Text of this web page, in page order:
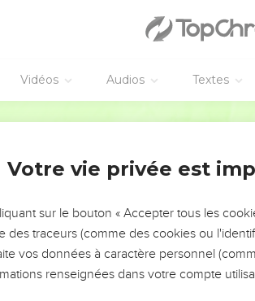
Vidéos Audios Textes
DE L’ANNÉE !
VOUS ÉVITER LES VOTRES ?
réussites, leur impact, leur foi ou leur vision.
difficiles qu'ils ont traversés, alors même que
Votre vie privée est
sur le bouton « Accepter tous les
des traceurs (comme des cookies ou
vos données à caractère personnel
renseignées dans votre compte